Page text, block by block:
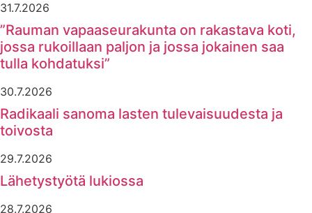
31.7.2026
”Rauman vapaaseurakunta on rakastava koti,
jossa rukoillaan paljon ja jossa jokainen saa
tulla kohdatuksi”
30.7.2026
Radikaali sanoma lasten tulevaisuudesta ja
toivosta
29.7.2026
Lähetystyötä lukiossa
28.7.2026